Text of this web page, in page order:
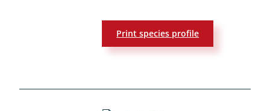
Print species profile